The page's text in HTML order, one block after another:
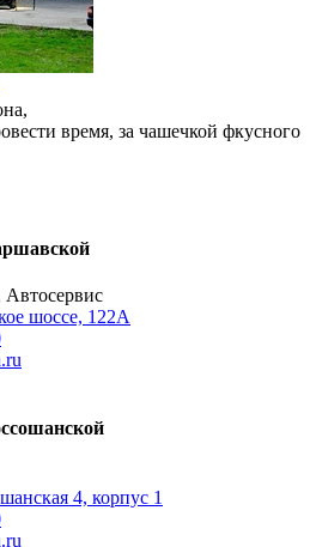
время, за чашечкой фкусного
Автосервис
шоссе, 122А
4, корпус 1